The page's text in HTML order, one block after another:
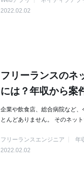
2022.02.02
フリーランスのネ
には？年収から案
企業や飲食店、総合病院など
とんどありません。 そのネッ
フリーランスエンジニア 年
2022.02.02